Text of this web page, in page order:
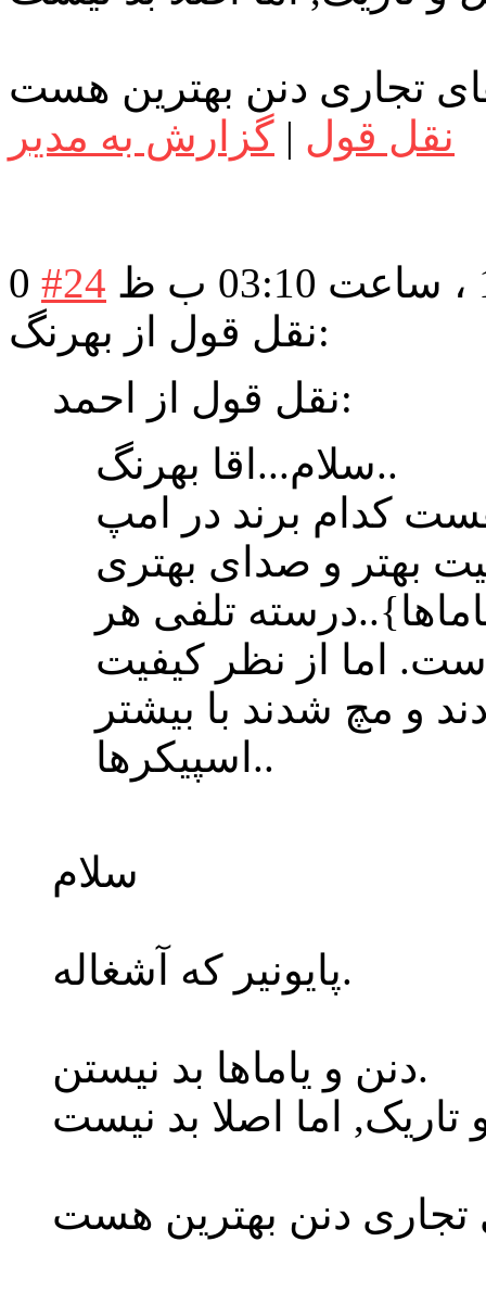
نقل قول | گزارش به مدیر
0 #24
نقل قول از بهرنگ:
نقل قول از احمد:
سلام...اقا بهرنگ..
کدام برند در امپ
بهتر و صدای بهتری
تلفی هر
اما از نظر کیفیت
و مچ شدند با بیشتر
اسپیکرها..
سلام
پایونیر که آشغاله.
دنن و یاماها بد نیستن.